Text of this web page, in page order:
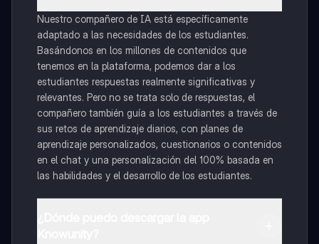
Nuestro compañero de IA está específicamente
adaptado a las necesidades de los estudiantes.
Basándonos en los millones de contenidos que
tenemos en la plataforma, podemos dar a los
estudiantes respuestas realmente significativas y
relevantes. Pero no se trata solo de respuestas, el
compañero también guía a los estudiantes a través de
sus retos de aprendizaje diarios, con planes de
aprendizaje personalizados, cuestionarios o contenidos
en el chat y una personalización del 100% basada en
las habilidades y el desarrollo de los estudiantes.